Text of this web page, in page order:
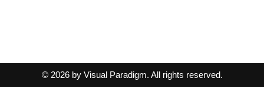
© 2026 by Visual Paradigm. All rights reserved.